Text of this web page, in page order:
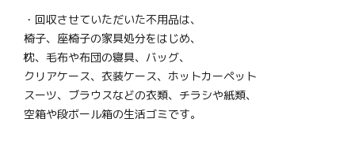
・回収させていただいた不用品は、
椅子、座椅子の家具処分をはじめ、
枕、毛布や布団の寝具、バッグ、
クリアケース、衣装ケース、ホットカーペット
スーツ、ブラウスなどの衣類、チラシや紙類、
空箱や段ボール箱の生活ゴミです。